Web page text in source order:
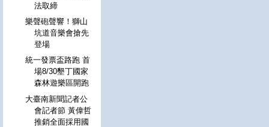
法取締
樂聲砲聲響！獅山
坑道音樂會搶先
登場
統一發票盃路跑 首
場8/30墾丁國家
森林遊樂區開跑
大臺南新聞記者公
會記者節 黃偉哲
推銷全面採用國